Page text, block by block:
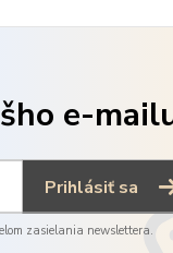
e-
Prihlásiť sa
zasielania newslettera.